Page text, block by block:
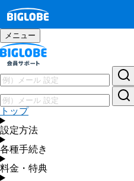
メニュー
トップ
設定方法
各種手続き
料金・特典